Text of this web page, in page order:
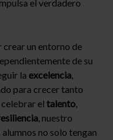
el verdadero
crear un entorno de
de su
la excelencia,
para crecer tanto
el talento,
, nuestro
no solo tengan